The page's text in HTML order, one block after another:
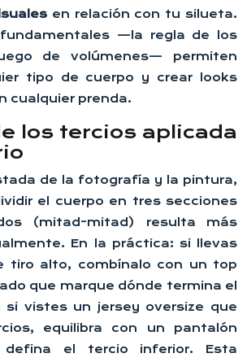
en relación con tu silueta.
fundamentales —la regla de los
de volúmenes— permiten
tipo de cuerpo y crear looks
cualquier prenda.
los tercios aplicada
de la fotografía y la pintura,
el cuerpo en tres secciones
(mitad-mitad) resulta más
En la práctica: si llevas
tiro alto, combínalo con un top
que marque dónde termina el
si vistes un jersey oversize que
equilibra con un pantalón
defina el tercio inferior. Esta